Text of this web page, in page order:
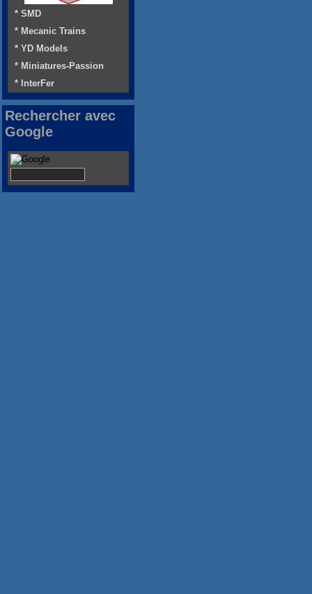
* SMD
* Mecanic Trains
* YD Models
* Miniatures-Passion
* InterFer
Rechercher avec
Google